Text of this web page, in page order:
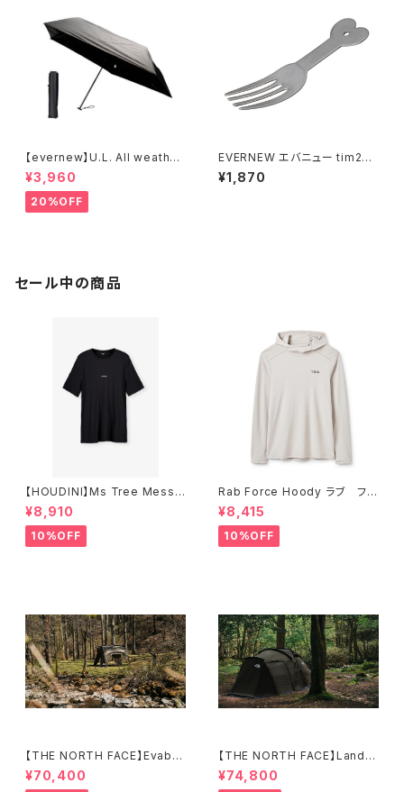
【evernew】U.L. All weather
umbrella
¥3,960
20%OFF
EVERNEW エバニュー tim2フ
ォーク ティムティム
¥1,870
セール中の商品
【HOUDINI】Ms Tree Messa
ge Tee
¥8,910
10%OFF
Rab Force Hoody ラブ フォ
ースフーディー（メンズ）
¥8,415
10%OFF
【THE NORTH FACE】Evaba
se 6
¥70,400
【THE NORTH FACE】Lander
6
¥74,800